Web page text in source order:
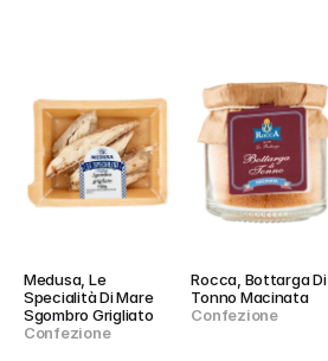
Medusa, Le
Specialità Di Mare
Sgombro Grigliato
Confezione
Rocca, Bottarga Di
Tonno Macinata
Confezione